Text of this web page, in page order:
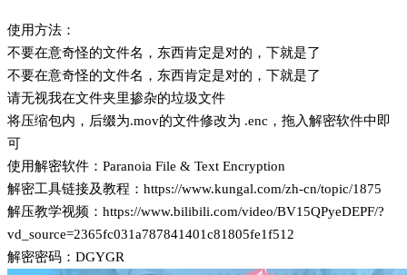
使用方法：
不要在意奇怪的文件名，东西肯定是对的，下就是了
不要在意奇怪的文件名，东西肯定是对的，下就是了
请无视我在文件夹里掺杂的垃圾文件
将压缩包内，后缀为.mov的文件修改为 .enc，拖入解密软件中即
可
使用解密软件：Paranoia File & Text Encryption
解密工具链接及教程：https://www.kungal.com/zh-cn/topic/1875
解压教学视频：https://www.bilibili.com/video/BV15QPyeDEPF/?
vd_source=2365fc031a787841401c81805fe1f512
解密密码：DGYGR